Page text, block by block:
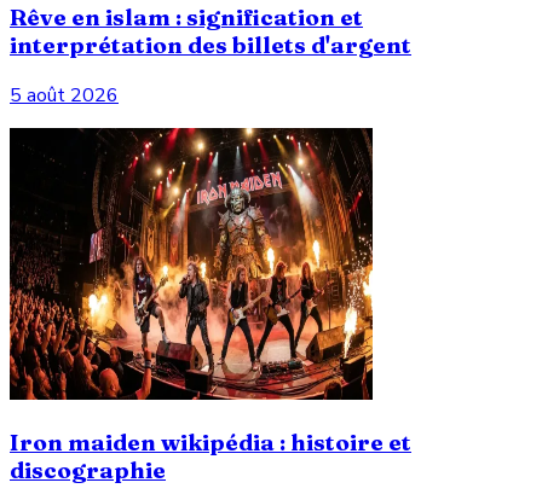
Rêve en islam : signification et
interprétation des billets d'argent
5 août 2026
Iron maiden wikipédia : histoire et
discographie